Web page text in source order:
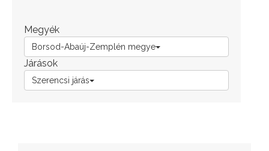
Megyék
Borsod-Abaúj-Zemplén megye
Járások
Szerencsi járás